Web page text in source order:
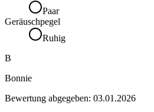
Paar
Geräuschpegel
Ruhig
B
Bonnie
Bewertung abgegeben: 03.01.2026